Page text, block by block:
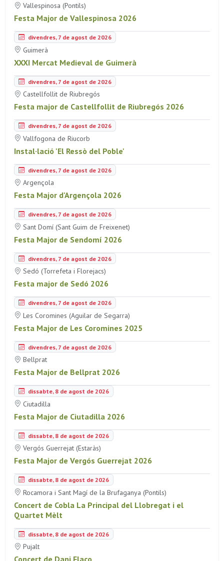
Vallespinosa (Pontils)
Festa Major de Vallespinosa 2026
divendres, 7 de agost de 2026
Guimerà
XXXI Mercat Medieval de Guimerà
divendres, 7 de agost de 2026
Castellfollit de Riubregós
Festa major de Castellfollit de Riubregós 2026
divendres, 7 de agost de 2026
Vallfogona de Riucorb
Instal·lació 'El Ressò del Poble'
divendres, 7 de agost de 2026
Argençola
Festa Major d'Argençola 2026
divendres, 7 de agost de 2026
Sant Domí (Sant Guim de Freixenet)
Festa Major de Sendomí 2026
divendres, 7 de agost de 2026
Sedó (Torrefeta i Florejacs)
Festa major de Sedó 2026
divendres, 7 de agost de 2026
Les Coromines (Aguilar de Segarra)
Festa Major de Les Coromines 2025
divendres, 7 de agost de 2026
Bellprat
Festa Major de Bellprat 2026
dissabte, 8 de agost de 2026
Ciutadilla
Festa Major de Ciutadilla 2026
dissabte, 8 de agost de 2026
Vergós Guerrejat (Estaràs)
Festa Major de Vergós Guerrejat 2026
dissabte, 8 de agost de 2026
Rocamora i Sant Magí de la Brufaganya (Pontils)
Concert de Cobla La Principal del Llobregat i el
Quartet Mèlt
dissabte, 8 de agost de 2026
Pujalt
Concert de Dani Flaco